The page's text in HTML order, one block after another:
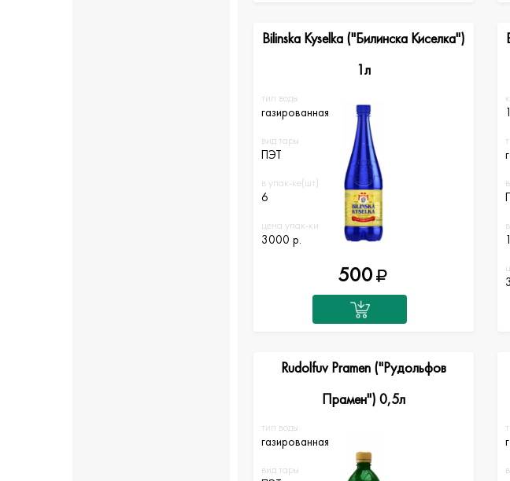
тип воды
газированная
вид тары
ПЭТ
в упак-ке(шт)
6
цена упак-ки
3000 р.
Bilinska Kyselka ("Билинска Киселка")
1л
500
тип воды
газированная
вид тары
Rudolfuv Pramen ("Рудольфов
Прамен") 0,5л